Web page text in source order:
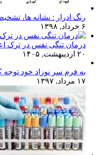
رنگ ادرار : نشانه ها،
۶ خرداد, ۱۳۹۸
درمان تنگی نفس در ترک
۲۰ اردیبهشت, ۱۴۰۵
به فرم سر نوزاد خود
۱۷ مرداد, ۱۳۹۷